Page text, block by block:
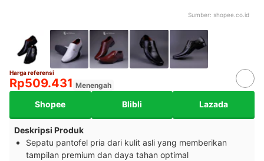
Sumber: shopee.co.id
Harga referensi
Rp509.431 Menengah
Shopee Blibli Lazada
Deskripsi Produk
Sepatu pantofel pria dari kulit asli yang memberikan
tampilan premium dan daya tahan optimal